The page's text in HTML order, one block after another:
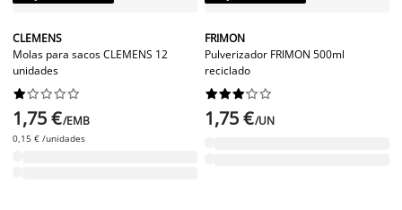
CLEMENS
Molas para sacos CLEMENS 12
unidades






1,75 €/EMB
0,15 € /unidades
FRIMON
Pulverizador FRIMON 500ml
reciclado






1,75 €/UN